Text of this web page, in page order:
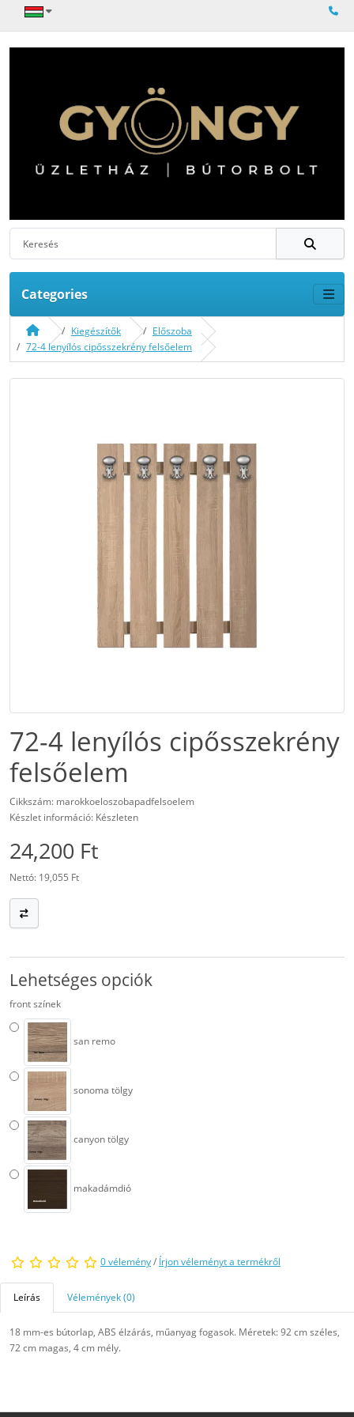
Categories
Kiegészítők
Előszoba
72-4 lenyílós cipősszekrény felsőelem
72-4 lenyílós cipősszekrény
felsőelem
Cikkszám: marokkoeloszobapadfelsoelem
Készlet információ: Készleten
24,200 Ft
Nettó: 19,055 Ft
Lehetséges opciók
front színek
san remo
sonoma tölgy
canyon tölgy
makadámdió
0 vélemény/ Írjon véleményt a termékről
Leírás Vélemények (0)
18 mm-es bútorlap, ABS élzárás, műanyag fogasok. Méretek: 92 cm széles,
72 cm magas, 4 cm mély.